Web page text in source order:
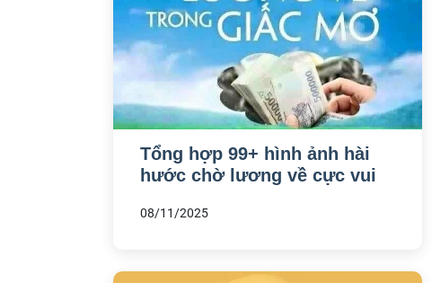
Tổng hợp 99+ hình ảnh hài
hước chờ lương về cực vui
08/11/2025